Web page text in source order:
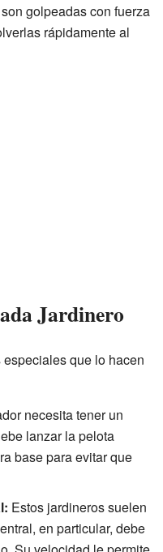
golpeadas con fuerza
rápidamente al
Jardinero
que lo hacen
necesita tener un
lanzar la pelota
base para evitar que
Estos jardineros suelen
en particular, debe